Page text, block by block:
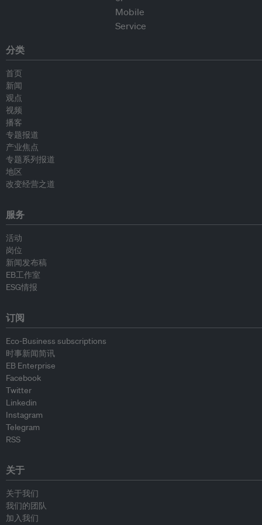
分类
首页
新闻
观点
视频
播客
专题报道
产业焦点
专题系列报道
地区
改变经营之道
服务
活动
岗位
新闻发布稿
EB工作室
ESG情报
订阅
Eco-Business subscriptions
时事新闻简讯
EB Enterprise
Facebook
Twitter
Linkedin
Instagram
Telegram
RSS
关于
关于我们
我们的团队
加入我们